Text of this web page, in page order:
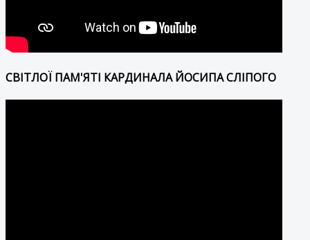
СВІТЛОЇ ПАМ'ЯТІ КАРДИНАЛА ЙОСИПА СЛІПОГО